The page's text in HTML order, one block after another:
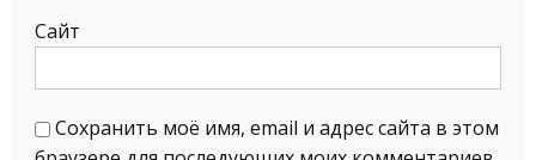
Сайт
Сохранить моё имя, email и адрес сайта в этом